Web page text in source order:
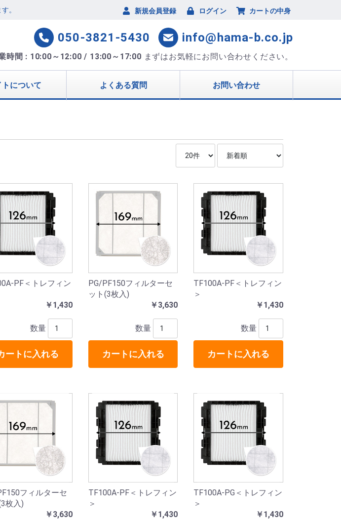
。 新規会員登録 ログイン カートの中身
050-3821-5430 info@hama-b.co.jp
時間 : 10:00～12:00 / 13:00～17:00 まずはお気軽にお問い合わせください。
トについて よくある質問 お問い合わせ
PF＜トレフィン
￥1,430
数量
ートに入れる
PG/PF150フィルターセ
ット(3枚入)
￥3,630
数量
カートに入れる
TF100A-PF＜トレフィン
＞
￥1,430
数量
カートに入れる
フィルターセ
枚入)
￥3,630
TF100A-PF＜トレフィン
＞
￥1,430
TF100A-PG＜トレフィン
＞
￥1,430